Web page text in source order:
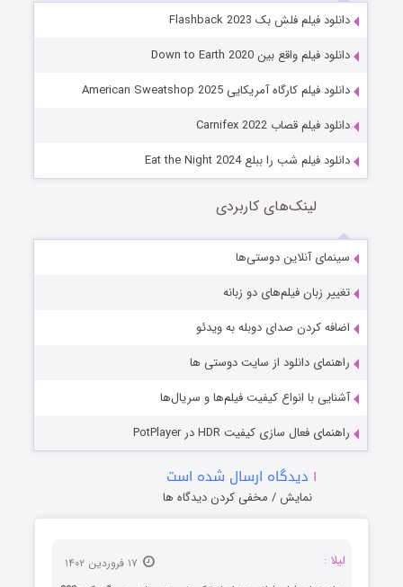
دانلود فیلم فلش بک Flashback 2023
دانلود فیلم واقع بین Down to Earth 2020
دانلود فیلم کارگاه آمریکایی American Sweatshop 2025
دانلود فیلم قصاب Carnifex 2022
دانلود فیلم شب را ببلع Eat the Night 2024
لینک‌های کاربردی
سینمای آنلاین دوستی‌ها
تغییر زبان فیلم‌های دو زبانه
اضافه کردن صدای دوبله به ویدئو
راهنمای دانلود از سایت دوستی ها
آشنایی با انواع کیفیت فیلم‌ها و سریال‌ها
راهنمای فعال سازی کیفیت HDR در PotPlayer
۱ دیدگاه ارسال شده است
نمایش / مخفی کردن دیدگاه ها
لیلا :